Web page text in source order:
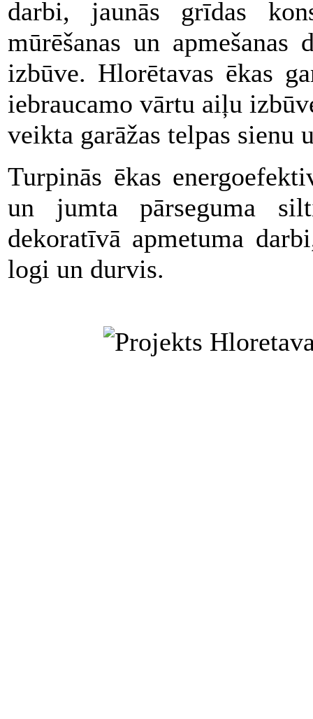
darbi, jaunās grīdas
mūrēšanas un
izbūve. Hlorētavas ēkas
iebraucamo vārtu aiļu
veikta garāžas telpas sienu
Turpinās ēkas
un jumta pārseguma
dekoratīvā apmetuma
logi un durvis.